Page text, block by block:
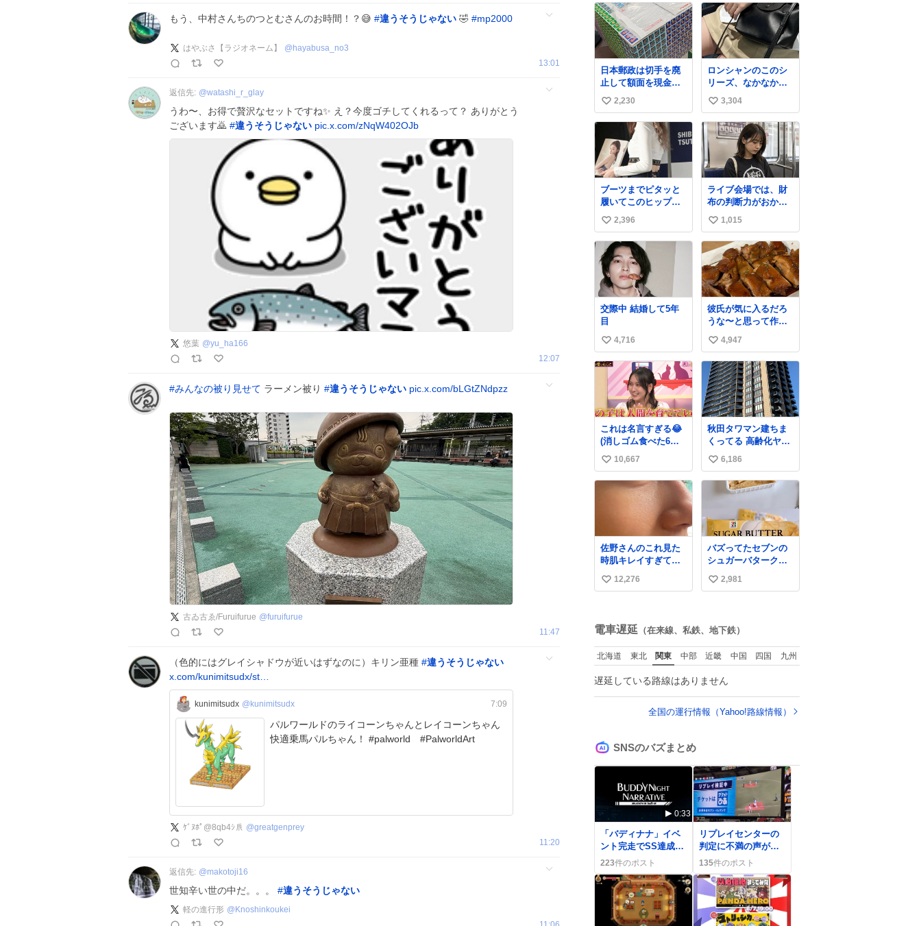
もう、中村さんちのつとむさんのお時間！？😅 #違うそうじゃない 🤣 #mp2000
はやぶさ【ラジオネーム】 @ hayabusa_no3
13:01
返信先: @watashi_r_glay
うわ〜、お得で贅沢なセットですね✨ え？今度ゴチしてくれるって？ ありがとう
ございます🙇 #違うそうじゃない pic.x.com/zNqW402OJb
悠葉 @yu_ha166
12:07
#みんなの被り見せて ラーメン被り #違うそうじゃない pic.x.com/bLGtZNdpzz
古ゐ古ゑ/Furuifurue @furuifurue
11:47
（色的にはグレイシャドウが近いはずなのに）キリン亜種 #違うそうじゃない
x.com/kunimitsudx/st…
kunimitsudx @kunimitsudx 7:09
パルワールドのライコーンちゃんとレイコーンちゃん
快適乗馬パルちゃん！ #palworld #PalworldArt
ｹﾞﾇﾎﾟ@8qb4ｼ𠂢 @greatgenprey
11:20
返信先: @makotoji16
世知辛い世の中だ。。。 #違うそうじゃない
軽の進行形 @ Knoshinkoukei
日本郵政は切手を廃
止して額面を現金で
払い戻せ2026 #日本
郵政
@JapanPostHD_PR
い
い
ね
数
2,230
ロンシャンのこのシ
リーズ、なかなか安
くならないのにセー
ル価格になってる🖤
✨レザーなのが反則
級にかわいい。持っ
てるだけでコーデが
格上げされる。
い
い
ね
数
3,304
ブーツまでピタッと
履いてこのヒップラ
イン…強すぎる。
い
い
ね
数
2,396
ライブ会場では、財
布の判断力がおかし
くなる。
い
い
ね
数
1,015
交際中 結婚して5年
目
い
い
ね
数
4,716
彼氏が気に入るだろ
うな〜と思って作っ
たら想像の何倍も美
味しい美味しい言っ
てくれて嬉しい
い
い
ね
数
4,947
これは名言すぎる😂
(消しゴム食べた6歳
の弟を思い出しなが
ら)
い
い
10,667
秋田タワマン建ちま
くってる 高齢化ヤバ
すぎて駅前にコンパ
クトシティつくって
高齢者を住ませる考
えらしい 病院も全部
い
い
ね
6,186
佐野さんのこれ見た
時肌キレイすぎてび
っくりしたし、やは
りアイドルって体型･
い
数
12,276
バズってたセブンの
シュガーバタークレ
ープうますぎて
7NOWで買い溜め🛒
い
数
2,981
電車遅延 （在来線、私鉄、地下鉄）
北海道 東北 関東 中部 近畿 中国 四国 九州
遅延している路線はありません
全国の運行情報（Yahoo!路線情報）
SNSのバズまとめ
0:33
「バディナナ」イベ
ント完走でSS達成、
ファンは「次は三月
くんと百ちゃん
か！」と歓喜
223件のポスト
リプレイセンターの
判定に不満の声が一
部で上がる、ファン
は「アウトだっ
て！」と意見
135件のポスト